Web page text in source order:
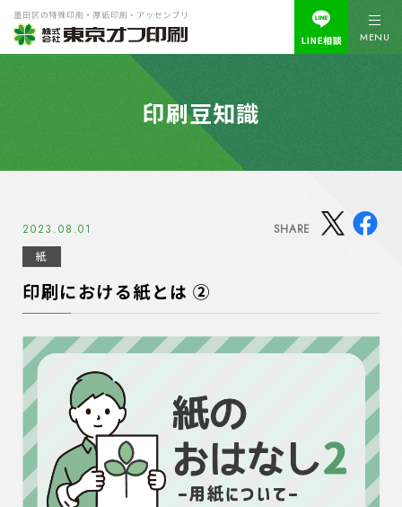
MENU
印刷豆知識
2023.08.01 SHARE
紙
印刷における紙とは ②